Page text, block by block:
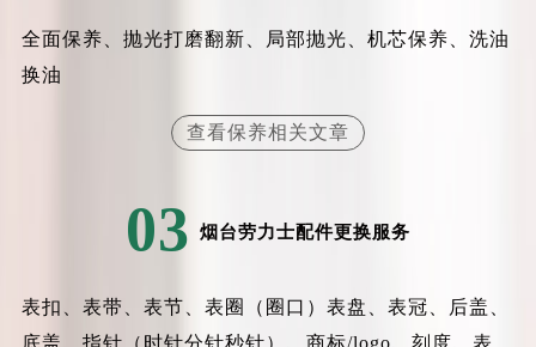
全面保养、抛光打磨翻新、局部抛光、机芯保养、洗油
换油
查看保养相关文章
03 烟台劳力士配件更换服务
表扣、表带、表节、表圈（圈口）表盘、表冠、后盖、